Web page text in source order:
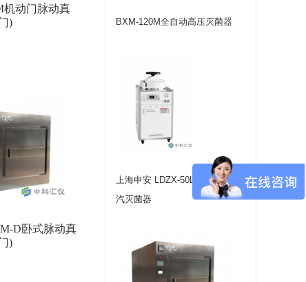
机动门脉动真
)
D卧式脉动真
)
BXM-120M全自动高压灭菌器
上海申安 LDZX-50L立式压力蒸
汽灭菌器